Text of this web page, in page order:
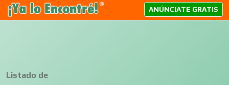
ANÚNCIATE GRATIS
Listado de